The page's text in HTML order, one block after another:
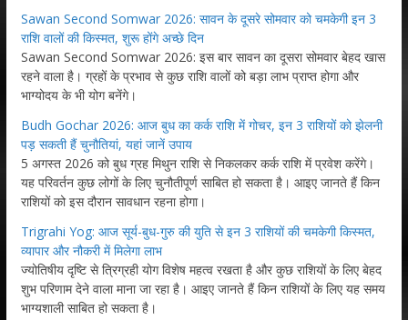
Sawan Second Somwar 2026: सावन के दूसरे सोमवार को चमकेगी इन 3
राशि वालों की किस्मत, शुरू होंगे अच्छे दिन
Sawan Second Somwar 2026: इस बार सावन का दूसरा सोमवार बेहद खास
रहने वाला है। ग्रहों के प्रभाव से कुछ राशि वालों को बड़ा लाभ प्राप्त होगा और
भाग्योदय के भी योग बनेंगे।
Budh Gochar 2026: आज बुध का कर्क राशि में गोचर, इन 3 राशियों को झेलनी
पड़ सकती हैं चुनौतियां, यहां जानें उपाय
5 अगस्त 2026 को बुध ग्रह मिथुन राशि से निकलकर कर्क राशि में प्रवेश करेंगे।
यह परिवर्तन कुछ लोगों के लिए चुनौतीपूर्ण साबित हो सकता है। आइए जानते हैं किन
राशियों को इस दौरान सावधान रहना होगा।
Trigrahi Yog: आज सूर्य-बुध-गुरु की युति से इन 3 राशियों की चमकेगी किस्मत,
व्यापार और नौकरी में मिलेगा लाभ
ज्योतिषीय दृष्टि से त्रिग्रही योग विशेष महत्व रखता है और कुछ राशियों के लिए बेहद
शुभ परिणाम देने वाला माना जा रहा है। आइए जानते हैं किन राशियों के लिए यह समय
भाग्यशाली साबित हो सकता है।